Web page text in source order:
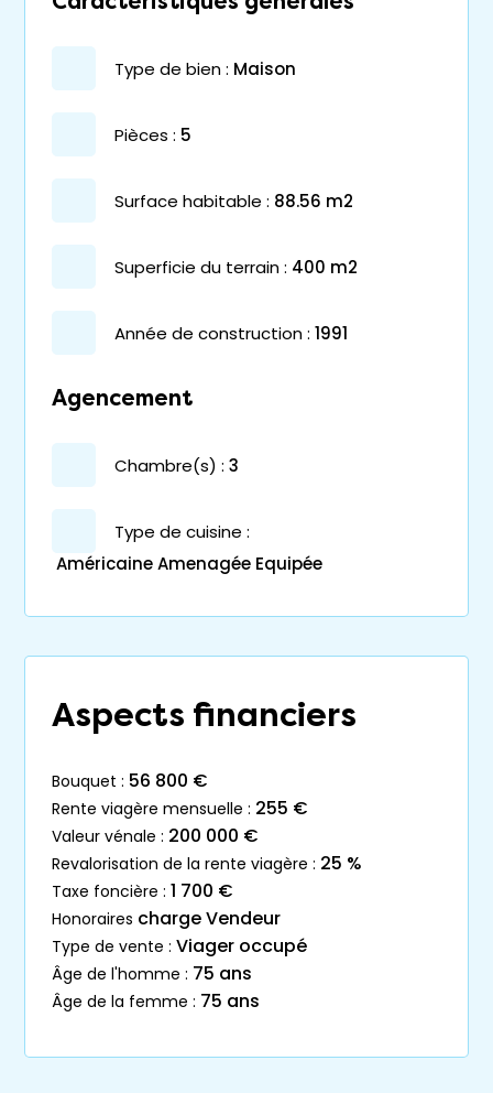
type de bien : maison
pièces : 5
surface habitable : 88.56 m2
superficie du terrain : 400 m2
année de construction : 1991
Agencement
chambre(s) : 3
Type de cuisine :
Américaine Amenagée Equipée
Aspects financiers
bouquet : 56 800 €
rente viagère mensuelle : 255 €
valeur vénale : 200 000 €
revalorisation de la rente viagère : 25 %
taxe foncière : 1 700 €
honoraires charge Vendeur
type de vente : Viager occupé
âge de l'homme : 75 ans
âge de la femme : 75 ans